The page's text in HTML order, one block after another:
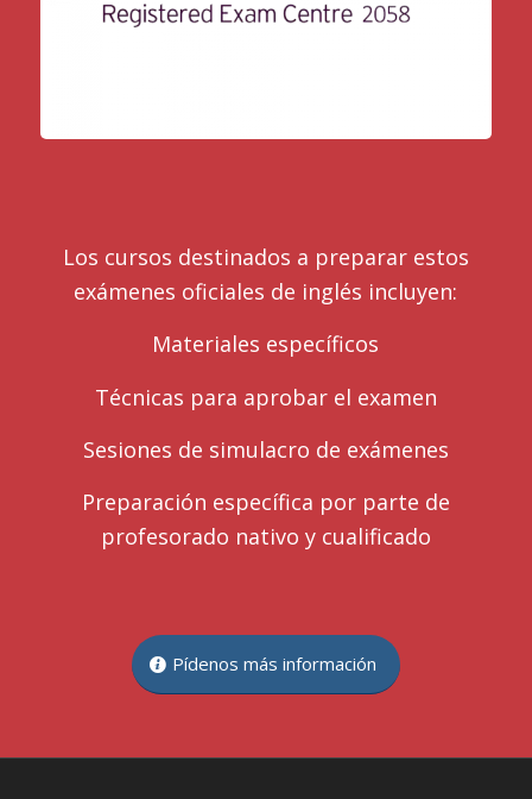
Los cursos destinados a preparar estos
exámenes oficiales de inglés incluyen:
Materiales específicos
Técnicas para aprobar el examen
Sesiones de simulacro de exámenes
Preparación específica por parte de
profesorado nativo y cualificado
Pídenos más información